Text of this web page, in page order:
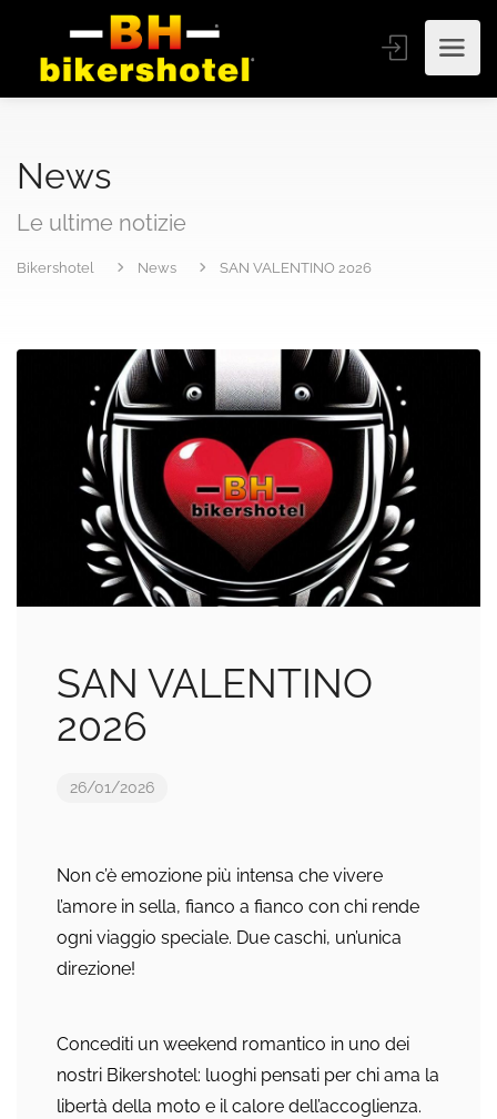
News
Le ultime notizie
Bikershotel News SAN VALENTINO 2026
SAN VALENTINO
2026
26/01/2026
Non c’è emozione più intensa che vivere
l’amore in sella, fianco a fianco con chi rende
ogni viaggio speciale. Due caschi, un’unica
direzione!
Concediti un weekend romantico in uno dei
nostri Bikershotel: luoghi pensati per chi ama la
libertà della moto e il calore dell’accoglienza.